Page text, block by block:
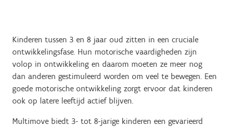
Kinderen tussen 3 en 8 jaar oud zitten in een cruciale
ontwikkelingsfase. Hun motorische vaardigheden zijn
volop in ontwikkeling en daarom moeten ze meer nog
dan anderen gestimuleerd worden om veel te bewegen. Een
goede motorische ontwikkeling zorgt ervoor dat kinderen
ook op latere leeftijd actief blijven.
Multimove biedt 3- tot 8-jarige kinderen een gevarieerd